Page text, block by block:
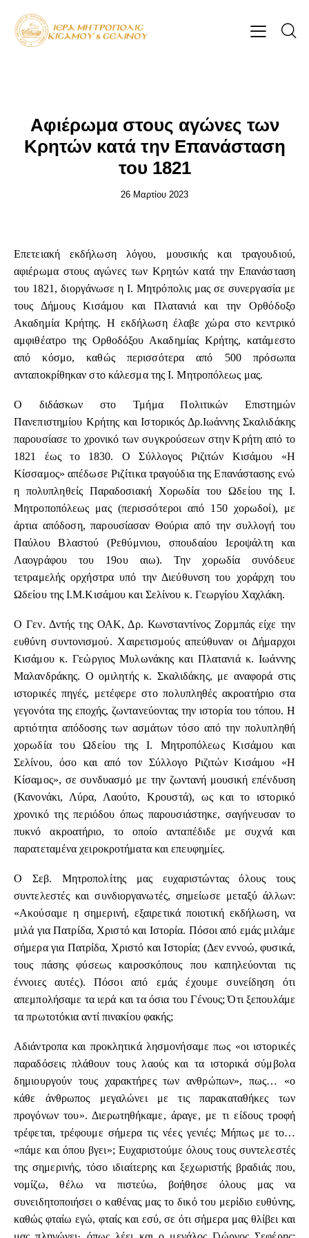
Αφιέρωμα στους αγώνες των
Κρητών κατά την Επανάσταση
του 1821
26 Μαρτίου 2023
Επετειακή εκδήλωση λόγου, μουσικής και τραγουδιού,
αφιέρωμα στους αγώνες των Κρητών κατά την Επανάσταση
του 1821, διοργάνωσε η Ι. Μητρόπολις μας σε συνεργασία με
τους Δήμους Κισάμου και Πλατανιά και την Ορθόδοξο
Ακαδημία Κρήτης. Η εκδήλωση έλαβε χώρα στο κεντρικό
αμφιθέατρο της Ορθοδόξου Ακαδημίας Κρήτης, κατάμεστο
από κόσμο, καθώς περισσότερα από 500 πρόσωπα
ανταποκρίθηκαν στο κάλεσμα της Ι. Μητροπόλεως μας.
Ο διδάσκων στο Τμήμα Πολιτικών Επιστημών
Πανεπιστημίου Κρήτης και Ιστορικός Δρ.Ιωάννης Σκαλιδάκης
παρουσίασε το χρονικό των συγκρούσεων στην Κρήτη από το
1821 έως το 1830. Ο Σύλλογος Ριζιτών Κισάμου «Η
Κίσσαμος» απέδωσε Ριζίτικα τραγούδια της Επανάστασης ενώ
η πολυπληθείς Παραδοσιακή Χορωδία του Ωδείου της Ι.
Μητροποπόλεως μας (περισσότεροι από 150 χορωδοί), με
άρτια απόδοση, παρουσίασαν Θούρια από την συλλογή του
Παύλου Βλαστού (Ρεθύμνιου, σπουδαίου Ιεροψάλτη και
Λαογράφου του 19ου αιω). Την χορωδία συνόδευε
τετραμελής ορχήστρα υπό την Διεύθυνση του χοράρχη του
Ωδείου της Ι.Μ.Κισάμου και Σελίνου κ. Γεωργίου Χαχλάκη.
Ο Γεν. Δντής της ΟΑΚ, Δρ. Κωνσταντίνος Ζορμπάς είχε την
ευθύνη συντονισμού. Χαιρετισμούς απεύθυναν οι Δήμαρχοι
Κισάμου κ. Γεώργιος Μυλωνάκης και Πλατανιά κ. Ιωάννης
Μαλανδράκης. Ο ομιλητής κ. Σκαλιδάκης, με αναφορά στις
ιστορικές πηγές, μετέφερε στο πολυπληθές ακροατήριο στα
γεγονότα της εποχής, ζωντανεύοντας την ιστορία του τόπου. Η
αρτιότητα απόδοσης των ασμάτων τόσο από την πολυπληθή
χορωδία του Ωδείου της Ι. Μητροπόλεως Κισάμου και
Σελίνου, όσο και από τον Σύλλογο Ριζιτών Κισάμου «Η
Κίσαμος», σε συνδυασμό με την ζωντανή μουσική επένδυση
(Κανονάκι, Λύρα, Λαούτο, Κρουστά), ως και το ιστορικό
χρονικό της περιόδου όπως παρουσιάστηκε, σαγήνευσαν το
πυκνό ακροατήριο, το οποίο ανταπέδιδε με συχνά και
παρατεταμένα χειροκροτήματα και επευφημίες.
Ο Σεβ. Μητροπολίτης μας ευχαριστώντας όλους τους
συντελεστές και συνδιοργανωτές, σημείωσε μεταξύ άλλων:
«Ακούσαμε η σημερινή, εξαιρετικά ποιοτική εκδήλωση, να
μιλά για Πατρίδα, Χριστό και Ιστορία. Πόσοι από εμάς μιλάμε
σήμερα για Πατρίδα, Χριστό και Ιστορία; (Δεν εννοώ, φυσικά,
τους πάσης φύσεως καιροσκόπους που καπηλεύονται τις
έννοιες αυτές). Πόσοι από εμάς έχουμε συνείδηση ότι
απεμπολήσαμε τα ιερά και τα όσια του Γένους; Ότι ξεπουλάμε
τα πρωτοτόκια αντί πινακίου φακής;
Αδιάντροπα και προκλητικά λησμονήσαμε πως «οι ιστορικές
παραδόσεις πλάθουν τους λαούς και τα ιστορικά σύμβολα
δημιουργούν τους χαρακτήρες των ανθρώπων», πως… «ο
κάθε άνθρωπος μεγαλώνει με τις παρακαταθήκες των
προγόνων του». Διερωτηθήκαμε, άραγε, με τι είδους τροφή
τρέφεται, τρέφουμε σήμερα τις νέες γενιές; Μήπως με το…
«πάμε και όπου βγει»; Ευχαριστούμε όλους τους συντελεστές
της σημερινής, τόσο ιδιαίτερης και ξεχωριστής βραδιάς που,
νομίζω, θέλω να πιστεύω, βοήθησε όλους μας να
συνειδητοποιήσει ο καθένας μας το δικό του μερίδιο ευθύνης,
καθώς φταίω εγώ, φταίς και εσύ, σε ότι σήμερα μας θλίβει και